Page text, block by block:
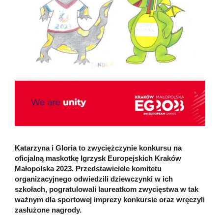
Katarzyna i Gloria to zwyciężczynie konkursu na
oficjalną maskotkę Igrzysk Europejskich Kraków
Małopolska 2023. Przedstawiciele komitetu
organizacyjnego odwiedzili dziewczynki w ich
szkołach, pogratulowali laureatkom zwycięstwa w tak
ważnym dla sportowej imprezy konkursie oraz wręczyli
zasłużone nagrody.